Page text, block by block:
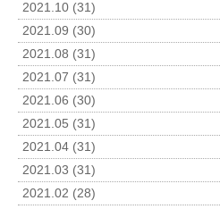
2021.10 (31)
2021.09 (30)
2021.08 (31)
2021.07 (31)
2021.06 (30)
2021.05 (31)
2021.04 (31)
2021.03 (31)
2021.02 (28)